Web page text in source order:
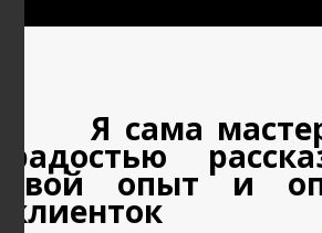
Я сама
радостью
свой опыт и
клиенток